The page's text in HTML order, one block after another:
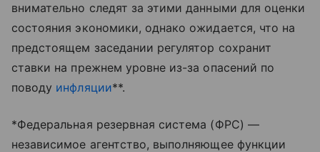
внимательно следят за этими данными для оценки
состояния экономики, однако ожидается, что на
предстоящем заседании регулятор сохранит
ставки на прежнем уровне из-за опасений по
поводу инфляции**.
*Федеральная резервная система (ФРС) —
независимое агентство, выполняющее функции